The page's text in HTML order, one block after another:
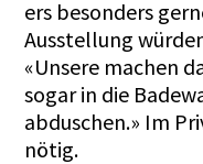
ers besonders
Ausstellung
«Unsere machen
sogar in die
abduschen.» Im
nötig.